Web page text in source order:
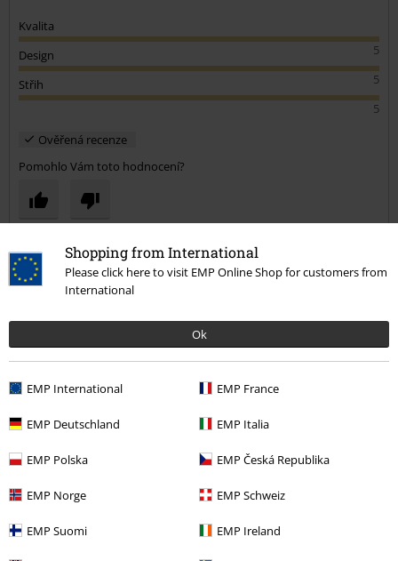
Shopping from International
Please click here to visit EMP Online Shop for customers from
International
Ok
EMP International EMP France
EMP Deutschland EMP Italia
EMP Polska EMP Česká Republika
EMP Norge EMP Schweiz
EMP Suomi EMP Ireland
Kvalita
5
Design
5
Střih
5
Ověřená recenze
Pomohlo Vám toto hodnocení?
Komentář
Odeslat komentář
11 Hodnocení
Výška postavy v metrech: 1,68
Kalhoty jsou z kvalitní kůže,měkké a příjemné na těle....velikost S